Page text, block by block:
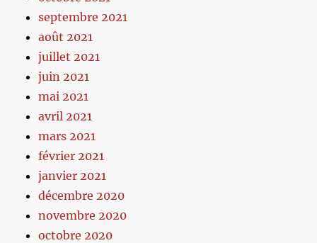
septembre 2021
août 2021
juillet 2021
juin 2021
mai 2021
avril 2021
mars 2021
février 2021
janvier 2021
décembre 2020
novembre 2020
octobre 2020